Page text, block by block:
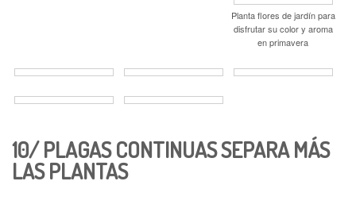
Planta flores de jardín para
disfrutar su color y aroma
en primavera
10/PLAGAS CONTINUASSEPARA MÁS
LAS PLANTAS